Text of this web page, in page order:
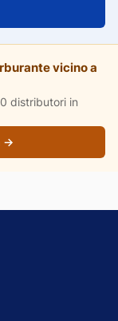
vicino a
distributori in
→